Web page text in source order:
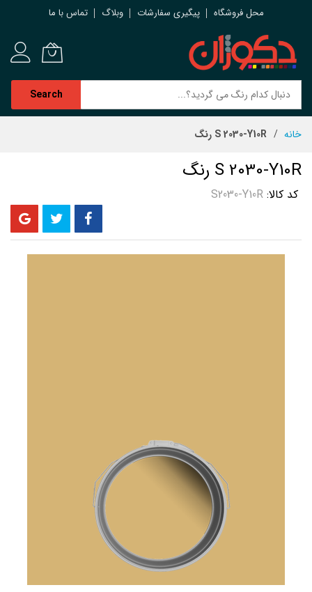
محل فروشگاه پیگیری سفارشات وبلاگ تماس با ما
Search
خانه S 2030-Y10R رنگ
S 2030-Y10R رنگ
کد کالا S2030-Y10R